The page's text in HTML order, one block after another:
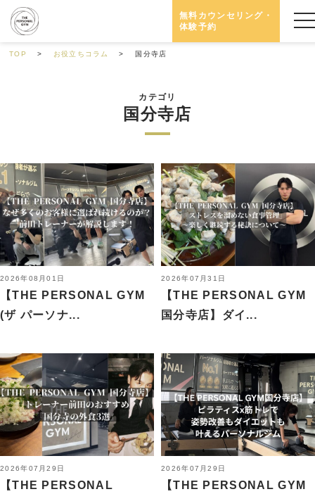
無料カウンセリング・
体験予約
TOP お役立ちコラム 国分寺店
カテゴリ
国分寺店
2026年08月01日
【THE PERSONAL GYM
(ザ パーソナ...
2026年07月31日
【THE PERSONAL GYM
国分寺店】ダイ...
2026年07月29日
【THE PERSONAL
2026年07月29日
【THE PERSONAL GYM